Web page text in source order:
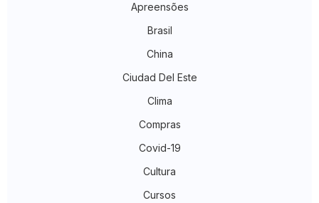
Apreensões
Brasil
China
Ciudad Del Este
Clima
Compras
Covid-19
Cultura
Cursos